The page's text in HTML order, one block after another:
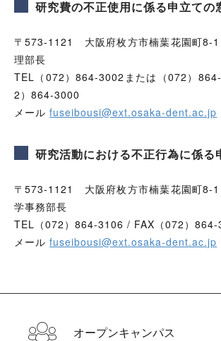
研究費の不正使用に係る申立ての
〒573-1121 大阪府枚方市楠葉花園町8-1
理部長
TEL（072）864-3002または（072）
2）864-3000
メールfuseibousi@ext.osaka-dent.ac.jp
研究活動における不正行為に係る
〒573-1121 大阪府枚方市楠葉花園町8-1
学事務部長
TEL（072）864-3106 / FAX（072）864-
メールfuseibousi@ext.osaka-dent.ac.jp
オープンキャンパス